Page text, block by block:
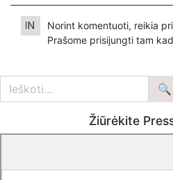
Norint komentuoti, reikia
Prašome prisijungti tam
Žiūrėkite